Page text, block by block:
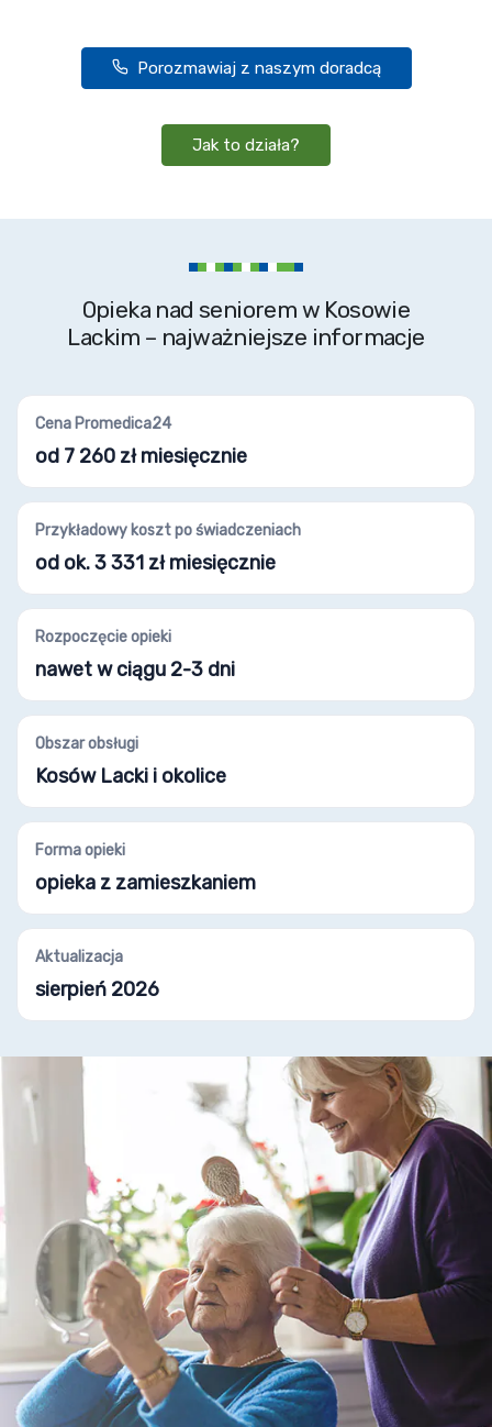
Porozmawiaj z naszym doradcą
Jak to działa?
Opieka nad seniorem w Kosowie
Lackim – najważniejsze informacje
Cena Promedica24
od 7 260 zł miesięcznie
Przykładowy koszt po świadczeniach
od ok. 3 331 zł miesięcznie
Rozpoczęcie opieki
nawet w ciągu 2-3 dni
Obszar obsługi
Kosów Lacki i okolice
Forma opieki
opieka z zamieszkaniem
Aktualizacja
sierpień 2026